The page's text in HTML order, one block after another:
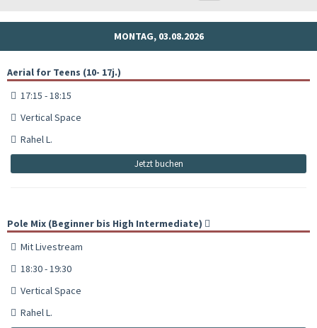
MONTAG, 03.08.2026
Aerial for Teens (10- 17j.)
17:15 - 18:15
Vertical Space
Rahel L.
Jetzt buchen
Pole Mix (Beginner bis High Intermediate)
Mit Livestream
18:30 - 19:30
Vertical Space
Rahel L.